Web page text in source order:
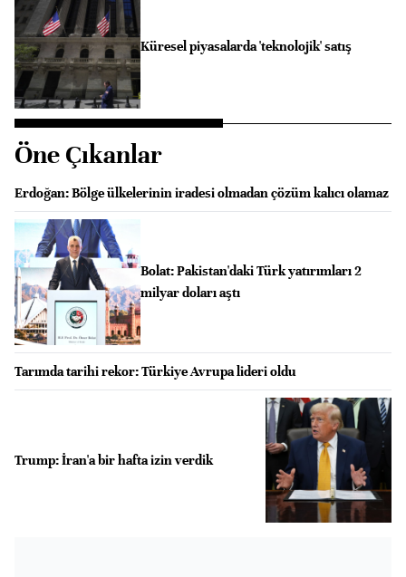
Küresel piyasalarda 'teknolojik' satış
Öne Çıkanlar
Erdoğan: Bölge ülkelerinin iradesi olmadan çözüm kalıcı olamaz
Bolat: Pakistan'daki Türk yatırımları 2
milyar doları aştı
Tarımda tarihi rekor: Türkiye Avrupa lideri oldu
Trump: İran'a bir hafta izin verdik